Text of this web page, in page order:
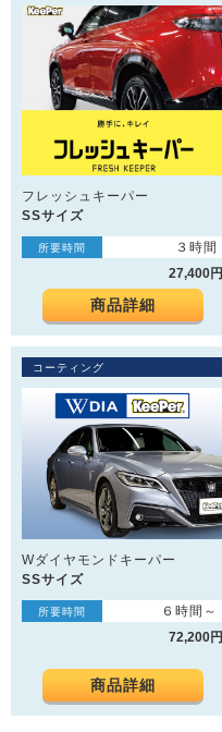
フレッシュキーパー
SSサイズ
所要時間
３時間
27,400円
商品詳細
コーティング
Wダイヤモンドキーパー
SSサイズ
所要時間
６時間～
72,200円
商品詳細